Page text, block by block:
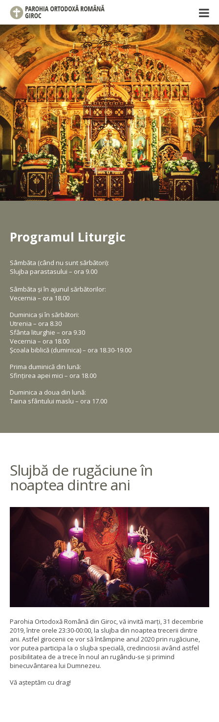
Programul Liturgic
Sâmbăta (când nu sunt sărbători):
Slujba parastasului – ora 9.00
Sâmbăta și în ajunul sărbătorilor:
Vecernia – ora 18.00
Duminica și în sărbători:
Utrenia – ora 8.30
Sfânta liturghie – ora 9.30
Vecernia – ora 18.00
Școala biblică (duminica) – ora 18.30-19.00
Prima duminică din lună:
Sfințirea apei mici – ora 18.00
Duminica a doua din lună:
Taina sfântului maslu – ora 17.00
Slujbă de rugăciune în
noaptea dintre ani
Parohia Ortodoxă Română din Giroc, vă invită marți, 31 decembrie
2019, între orele 23:30-00:00, la slujba din noaptea trecerii dintre
ani. Astfel girocenii ce vor să întâmpine anul 2020 prin rugăciune,
vor putea participa la o slujba specială, credinciosii având astfel
posibilitatea de a trece în noul an rugându-se și primind
binecuvântarea lui Dumnezeu.
Vă așteptăm cu drag!